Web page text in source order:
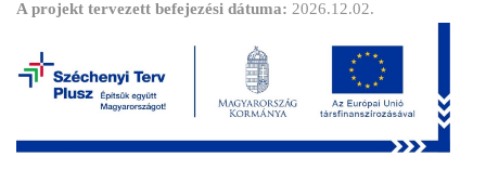
A projekt tervezett befejezési dátuma: 2026.12.02.